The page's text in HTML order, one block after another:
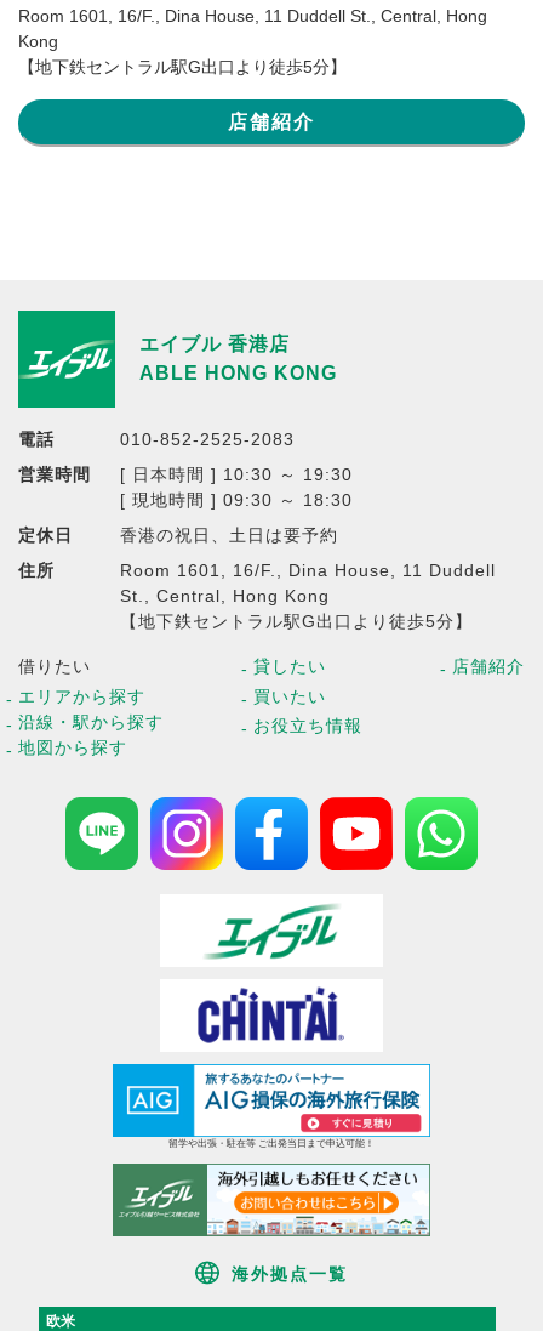
Room 1601, 16/F., Dina House, 11 Duddell St., Central, Hong
Kong
【地下鉄セントラル駅G出口より徒歩5分】
店舗紹介
エイブル 香港店
ABLE HONG KONG
電話
010-852-2525-2083
営業時間
[ 日本時間 ] 10:30 ～ 19:30
[ 現地時間 ] 09:30 ～ 18:30
定休日
香港の祝日、土日は要予約
住所
Room 1601, 16/F., Dina House, 11 Duddell
St., Central, Hong Kong
【地下鉄セントラル駅G出口より徒歩5分】
借りたい
エリアから探す
沿線・駅から探す
地図から探す
貸したい
買いたい
お役立ち情報
店舗紹介
留学や出張・駐在等 ご出発当日まで申込可能！
海外拠点一覧
欧米